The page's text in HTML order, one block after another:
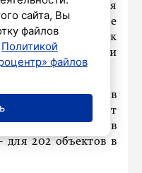
года компания
подключение
бизнеса к
в Петербурге и
объектов
объема 15,4 МВт
874 объектов
для 202 объектов в
сайта, Вы
файлов
Политикой
файлов